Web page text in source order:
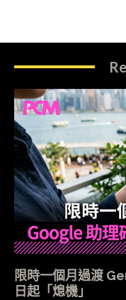
限時一個月過渡
日起「熄機」